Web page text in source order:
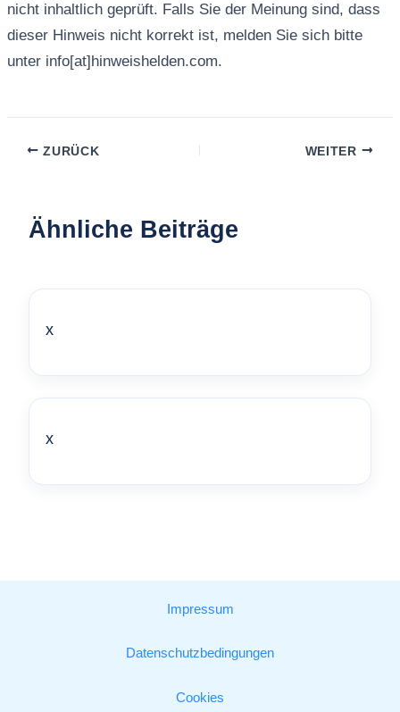
nicht inhaltlich geprüft. Falls Sie der Meinung sind, dass
dieser Hinweis nicht korrekt ist, melden Sie sich bitte
unter info[at]hinweishelden.com.
ZURÜCK WEITER
Ähnliche Beiträge
x
x
Impressum
Datenschutzbedingungen
Cookies